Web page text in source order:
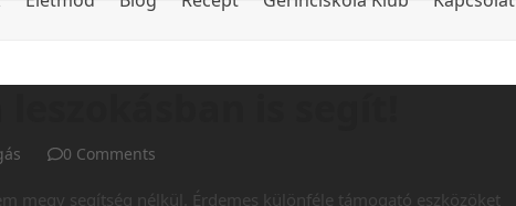
0 Comments
megy segítség nélkül. Érdemes különféle támogató eszközöket